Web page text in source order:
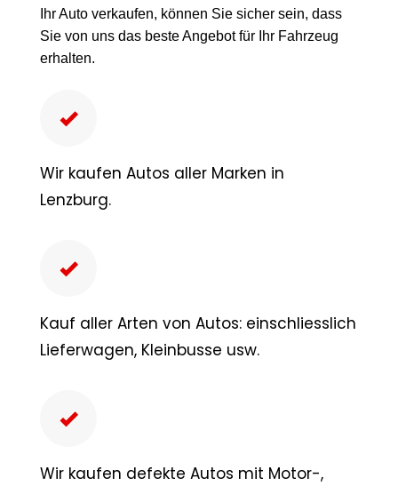
Ihr Auto verkaufen, können Sie sicher sein, dass
Sie von uns das beste Angebot für Ihr Fahrzeug
erhalten.
Wir kaufen Autos aller Marken in
Lenzburg.
Kauf aller Arten von Autos: einschliesslich
Lieferwagen, Kleinbusse usw.
Wir kaufen defekte Autos mit Motor-,